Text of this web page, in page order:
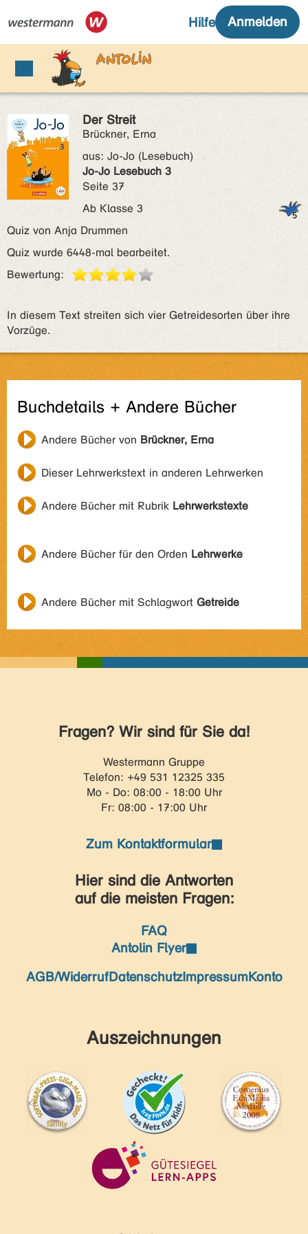
Der Streit
Brückner, Erna
aus: Jo-Jo (Lesebuch)
Jo-Jo Lesebuch 3
Seite 37
Ab Klasse 3
Quiz von Anja Drummen
Quiz wurde 6448-mal bearbeitet.
Bewertung:
In diesem Text streiten sich vier Getreidesorten über ihre
Vorzüge.
Buchdetails + Andere Bücher
Andere Bücher von Brückner, Erna
Dieser Lehrwerkstext in anderen Lehrwerken
Andere Bücher mit Rubrik Lehrwerkstexte
Andere Bücher für den Orden Lehrwerke
Andere Bücher mit Schlagwort Getreide